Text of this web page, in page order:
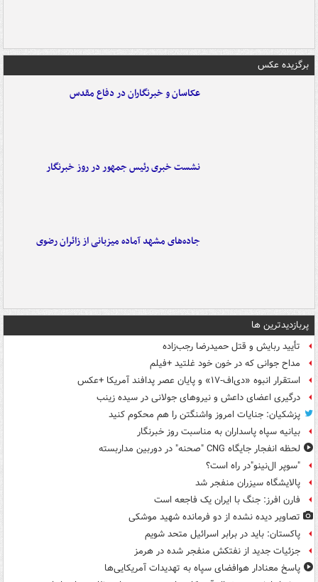
برگزیده عکس
عکاسان و خبرنگاران در دفاع مقدس
نشست خبری رئیس جمهور در روز خبرنگار
جاده‌های مشهد آماده میزبانی از زائران رضوی
پربازدیدترین ها
تأیید ربایش و قتل حمیدرضا رجب‌زاده
مداح جوانی که در خون خود غلتید +فیلم
استقرار انبوه «دی‌اف‑۱۷» و پایان عصر پدافند آمریکا +عکس
درگیری اعضای داعش و نیروهای جولانی در سیده زینب
پزشکیان: جنایات امروز واشنگتن را هم محکوم کنید
بیانیه سپاه پاسداران به مناسبت روز خبرنگار
لحظه انفجار جایگاه CNG "صحنه" در دوربین مداربسته
"سوپر ال‌نینو"در راه است؟
پالایشگاه سیزران منفجر شد
فارن افرز: جنگ با ایران یک فاجعه است
تصاویر دیده‌ نشده از دو فرمانده شهید موشکی
پاکستان: باید در برابر اسرائیل متحد شویم
جزئیات جدید از نفتکش منفجر شده در هرمز
پاسخ معنادار هوافضای سپاه به تهدیدات آمریکایی‌ها